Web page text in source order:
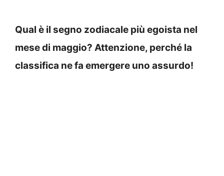
Qual è il segno zodiacale più egoista nel
mese di maggio? Attenzione, perché la
classifica ne fa emergere uno assurdo!